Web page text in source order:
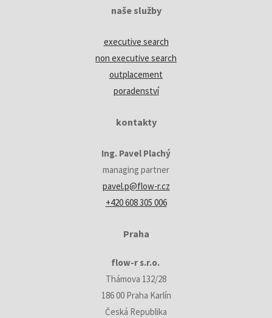
naše služby
executive search
non executive search
outplacement
poradenství
kontakty
Ing. Pavel Plachý
managing partner
pavel.p@flow-r.cz
+420 608 305 006
Praha
flow-r s.r.o.
Thámova 132/28
186 00 Praha Karlín
Česká Republika